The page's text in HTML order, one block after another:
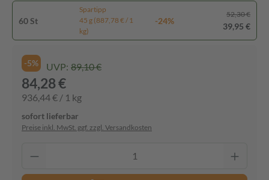
60 St
Spartipp
45 g (887,78 € / 1
kg)
-24%
52,30 €
39,95 €
-5% UVP: 89,10 €
84,28 €
936,44 € / 1 kg
sofort lieferbar
Preise inkl. MwSt. ggf. zzgl. Versandkosten